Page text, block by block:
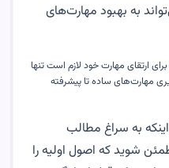
به بهبود مهارت‌های
ارتقای مهارت خود لازم است تنها
مهارت‌های ساده تا پیشرفته
به سراغ مطالب
شوید که اصول اولیه را